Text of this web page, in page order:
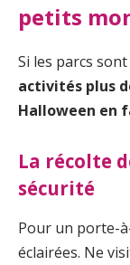
petits
Si les parcs
activités plus
Halloween en
La récolte
sécurité
Pour un porte-
éclairées. Ne